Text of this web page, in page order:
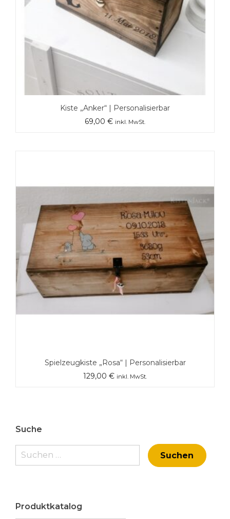
Kiste „Anker“ | Personalisierbar
69,00 € inkl. MwSt.
Spielzeugkiste „Rosa“ | Personalisierbar
129,00 € inkl. MwSt.
Suche
Suchen
nach:
Produktkatalog